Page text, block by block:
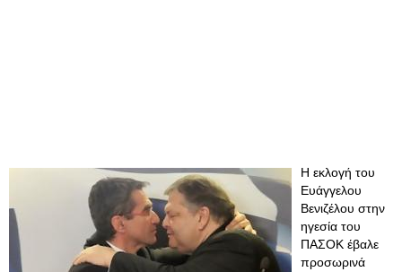
Η εκλογή του
Ευάγγελου
Βενιζέλου στην
ηγεσία του
ΠΑΣΟΚ έβαλε
προσωρινά